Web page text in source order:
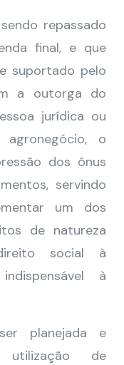
repassado
final, e que
suportado pelo
a outorga do
jurídica ou
o
dos ônus
servindo
um dos
de natureza
social à
à
planejada e
utilização de